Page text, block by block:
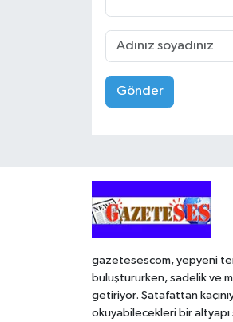
Gönder
gazetesescom, yepyeni
buluştururken, sadelik ve
getiriyor. Şatafattan
okuyabilecekleri bir altyapı